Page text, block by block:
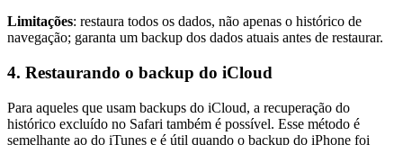
Limitações: restaura todos os dados, não apenas o histórico de
navegação; garanta um backup dos dados atuais antes de restaurar.
4. Restaurando o backup do iCloud
Para aqueles que usam backups do iCloud, a recuperação do
histórico excluído no Safari também é possível. Esse método é
semelhante ao do iTunes e é útil quando o backup do iPhone foi